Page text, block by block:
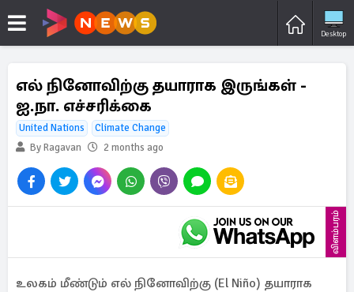
Desktop
எல் நினோவிற்கு தயாராக இருங்கள் -
ஐ.நா. எச்சரிக்கை
United Nations
Climate Change
By Ragavan
2 months ago
விளம்பரம்
உலகம் மீண்டும் எல் நினோவிற்கு (El Niño) தயாராக